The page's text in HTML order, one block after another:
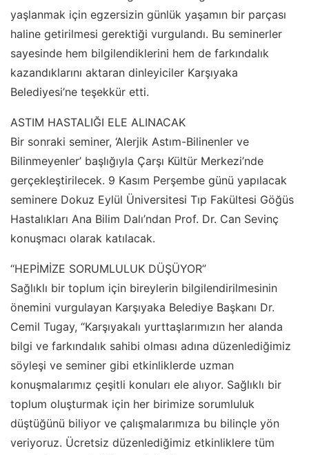
yaşlanmak için egzersizin günlük yaşamın bir parçası
haline getirilmesi gerektiği vurgulandı. Bu seminerler
sayesinde hem bilgilendiklerini hem de farkındalık
kazandıklarını aktaran dinleyiciler Karşıyaka
Belediyesi’ne teşekkür etti.
ASTIM HASTALIĞI ELE ALINACAK
Bir sonraki seminer, ‘Alerjik Astım-Bilinenler ve
Bilinmeyenler’ başlığıyla Çarşı Kültür Merkezi’nde
gerçekleştirilecek. 9 Kasım Perşembe günü yapılacak
seminere Dokuz Eylül Üniversitesi Tıp Fakültesi Göğüs
Hastalıkları Ana Bilim Dalı’ndan Prof. Dr. Can Sevinç
konuşmacı olarak katılacak.
“HEPİMİZE SORUMLULUK DÜŞÜYOR”
Sağlıklı bir toplum için bireylerin bilgilendirilmesinin
önemini vurgulayan Karşıyaka Belediye Başkanı Dr.
Cemil Tugay, “Karşıyakalı yurttaşlarımızın her alanda
bilgi ve farkındalık sahibi olması adına düzenlediğimiz
söyleşi ve seminer gibi etkinliklerde uzman
konuşmalarımız çeşitli konuları ele alıyor. Sağlıklı bir
toplum oluşturmak için her birimize sorumluluk
düştüğünü biliyor ve çalışmalarımıza bu bilinçle yön
veriyoruz. Ücretsiz düzenlediğimiz etkinliklere tüm